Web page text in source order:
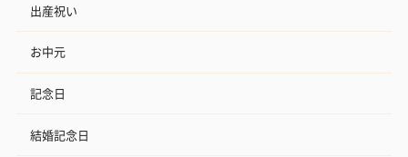
出産祝い
お中元
記念日
結婚記念日